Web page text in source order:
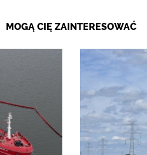
MOGĄ CIĘ ZAINTERESOWAĆ